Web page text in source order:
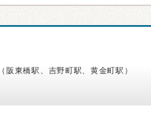
阪東橋駅、吉野町駅、黄金町駅）